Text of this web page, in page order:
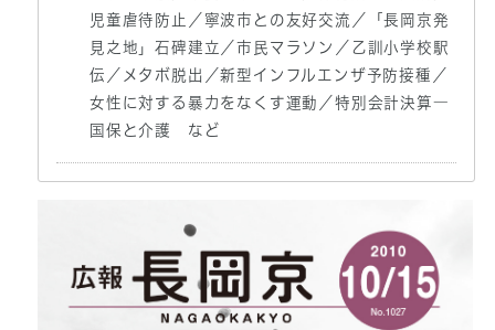
児童虐待防止／寧波市との友好交流／「長岡京発
見之地」石碑建立／市民マラソン／乙訓小学校駅
伝／メタボ脱出／新型インフルエンザ予防接種／
女性に対する暴力をなくす運動／特別会計決算―
国保と介護 など